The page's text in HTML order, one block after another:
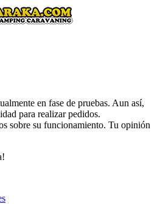
en fase de pruebas. Aun así,
para realizar pedidos.
sobre su funcionamiento. Tu opinión